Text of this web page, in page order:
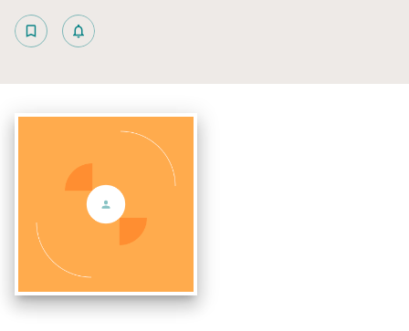
bookmark_border notifications_none_outlined